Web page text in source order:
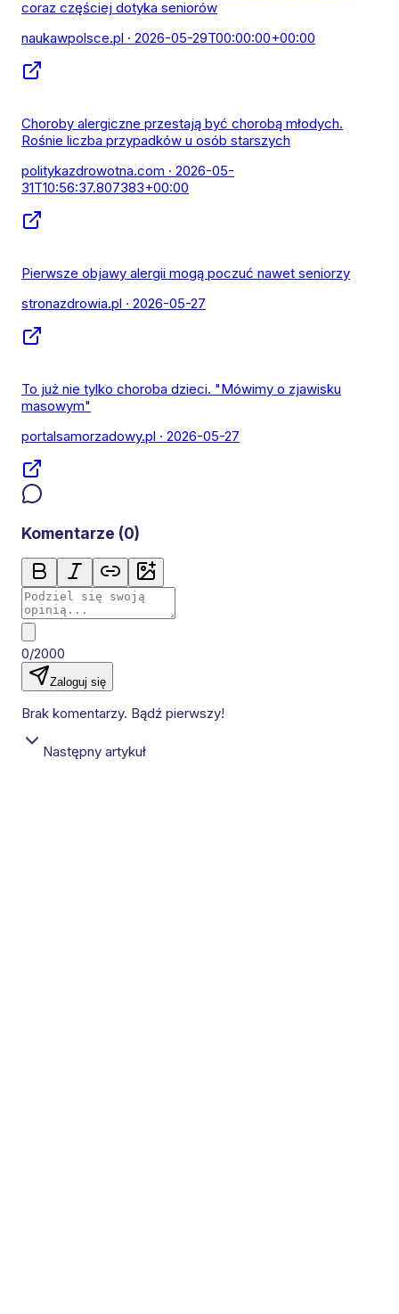
coraz częściej dotyka seniorów
naukawpolsce.pl · 2026-05-29T00:00:00+00:00
Choroby alergiczne przestają być chorobą młodych.
Rośnie liczba przypadków u osób starszych
politykazdrowotna.com · 2026-05-
31T10:56:37.807383+00:00
Pierwsze objawy alergii mogą poczuć nawet seniorzy
stronazdrowia.pl · 2026-05-27
To już nie tylko choroba dzieci. "Mówimy o zjawisku
masowym"
portalsamorzadowy.pl · 2026-05-27
Komentarze (0)
0/2000
Zaloguj się
Brak komentarzy. Bądź pierwszy!
Następny artykuł